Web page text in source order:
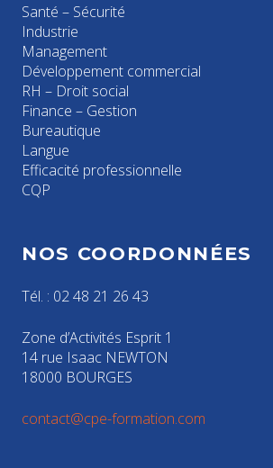
Santé – Sécurité
Industrie
Management
Développement commercial
RH – Droit social
Finance – Gestion
Bureautique
Langue
Efficacité professionnelle
CQP
NOS COORDONNÉES
Tél. : 02 48 21 26 43
Zone d’Activités Esprit 1
14 rue Isaac NEWTON
18000 BOURGES
contact@cpe-formation.com